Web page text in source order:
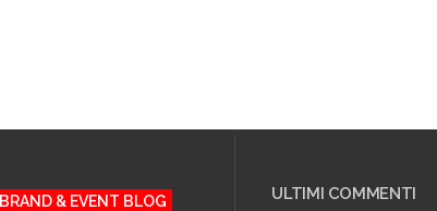
BRAND & EVENT BLOG ULTIMI COMMENTI